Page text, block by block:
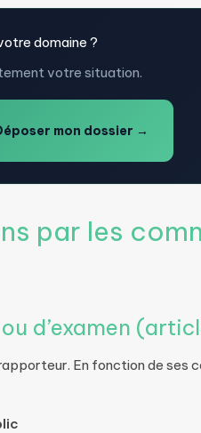
domaine ?
votre situation.
mon dossier →
par les
d’examen
En fonction de ses